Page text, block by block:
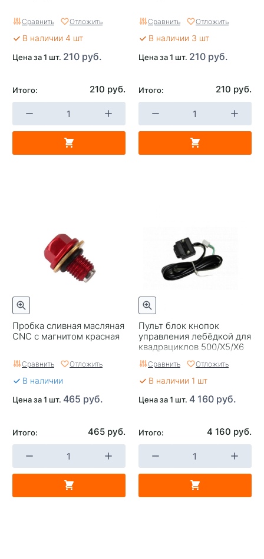
Сравнить Отложить
В наличии 4 шт
Цена за 1 шт. 210 руб.
Итого: 210 руб.
Сравнить Отложить
В наличии 3 шт
Цена за 1 шт. 210 руб.
Итого: 210 руб.
Пробка сливная масляная
CNC с магнитом красная
Сравнить Отложить
В наличии
Цена за 1 шт. 465 руб.
Итого: 465 руб.
Пульт блок кнопок
управления лебёдкой для
квадрациклов 500/Х5/Х6
Сравнить Отложить
В наличии 1 шт
Цена за 1 шт. 4 160 руб.
Итого: 4 160 руб.